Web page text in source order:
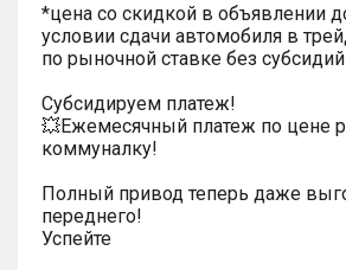
*цена со скидкой в объявлении
условии сдачи автомобиля в
по рыночной ставке без субсидий
Субсидируем платеж!
💥Ежемесячный платеж по цене
коммуналку!
Полный привод теперь даже
переднего!
Успейте